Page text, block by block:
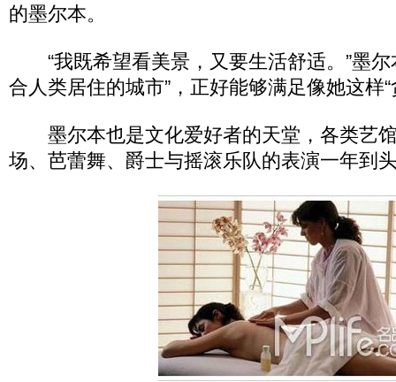
的墨尔本。
“我既希望看美景，又要生活舒适。”墨尔
合人类居住的城市”，正好能够满足像她这样
墨尔本也是文化爱好者的天堂，各类艺
场、芭蕾舞、爵士与摇滚乐队的表演一年到